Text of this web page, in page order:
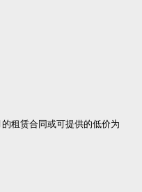
租赁合同或可提供的低价为